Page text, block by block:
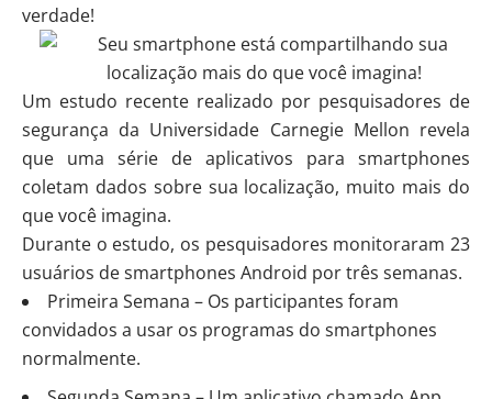
verdade!
Um estudo recente realizado por pesquisadores de
segurança da Universidade Carnegie Mellon revela
que uma série de aplicativos para smartphones
coletam dados sobre sua localização, muito mais do
que você imagina.
Durante o estudo, os pesquisadores monitoraram 23
usuários de smartphones Android por três semanas.
Primeira Semana – Os participantes foram
convidados a usar os programas do smartphones
normalmente.